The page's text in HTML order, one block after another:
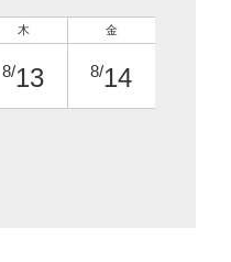
木
8/13
金
8/14